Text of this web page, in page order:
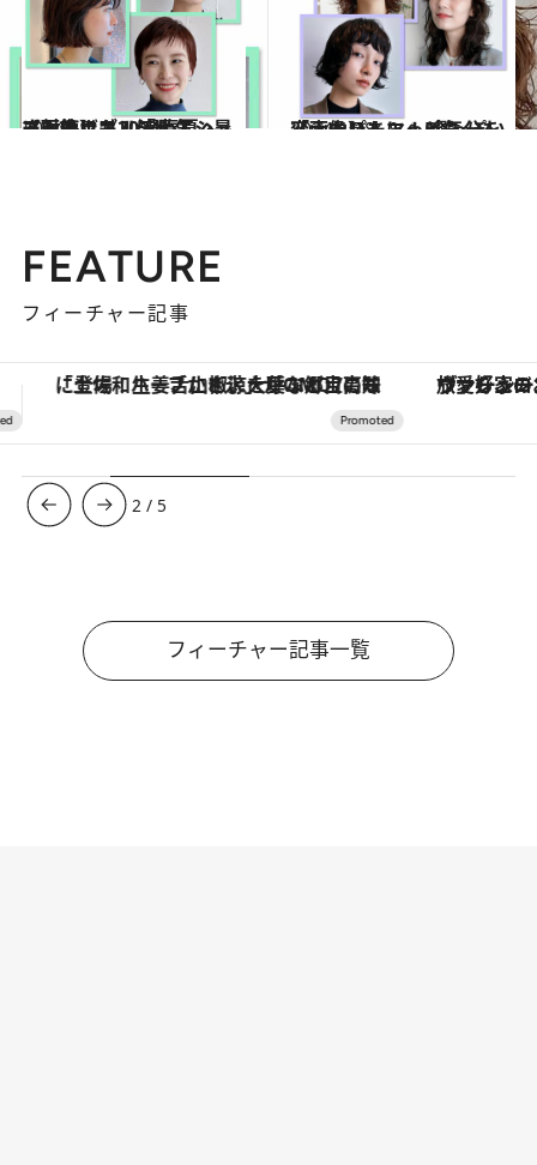
2024.5.2
【画像】《2024春夏ヘア》スッキリ涼し気。暑さ対策にも！「大人ショート＆ボブ」5選
ビューティ＆ヘルス 2024.1.18
【画像】ちょっと気分を変えたい人に！ 今っぽい「大人パーマ」5選
ビューティ＆ヘルス
FEATURE
フィーチャー記事
ヴァシュロン・コンスタンタン「オーヴァーシーズ・オートマティック」。旅愛好家のお気に入りコレクションから、ジェンダーレスな新作が登場 【夏限定ディナーコース】旬を
3 / 5
フィーチャー記事一覧